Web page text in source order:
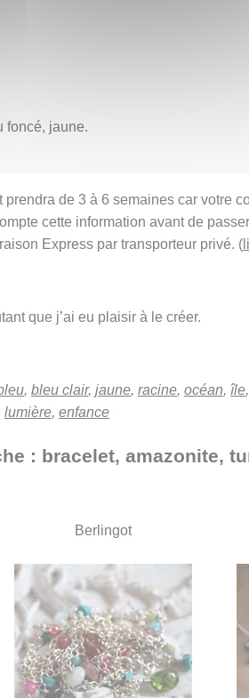
foncé, jaune.
de 3 à 6 semaines car votre
cette information avant de
Express par transporteur privé. (
que j’ai eu plaisir à le créer.
, bleu clair, jaune, racine, océan, île,
lumière, enfance
: bracelet, amazonite,
Berlingot